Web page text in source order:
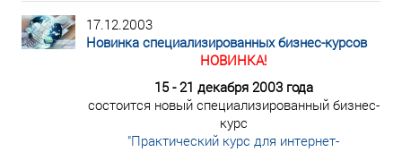
17.12.2003
Новинка специализированных бизнес-курсов
НОВИНКА!
15 - 21 декабря 2003 года
состоится новый специализированный бизнес-
курс
"Практический курс для интернет-